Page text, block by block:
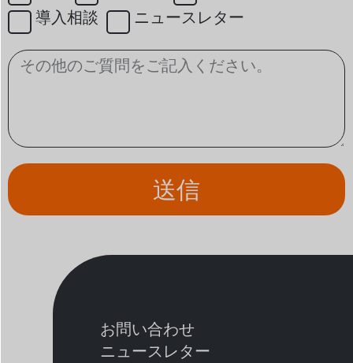
導入相談
ニュースレター
送信
お問い合わせ
ニュースレター